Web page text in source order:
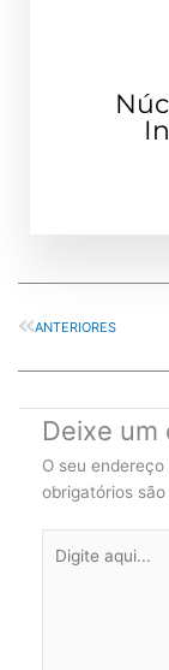
ANTERIORES
Deixe um
O seu
obrigatórios
aqui...